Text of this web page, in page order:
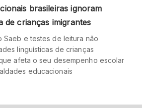
brasileiras ignoram
de crianças imigrantes
Saeb e testes de leitura não
linguísticas de crianças
afeta o seu desempenho escolar
educacionais